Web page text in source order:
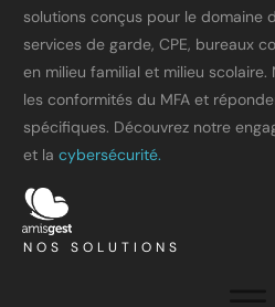
solutions conçus pour le domaine
services de garde, CPE, bureaux
en milieu familial et milieu
les conformités du MFA et
spécifiques. Découvrez notre
et la cybersécurité.
NOS SOLUTIONS